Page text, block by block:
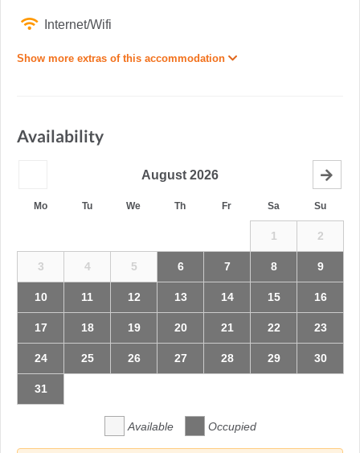
Internet/Wifi
Show more extras of this accommodation
Availability
August 2026
Mo Tu We Th Fr Sa Su
1 2
3 4 5 6 7 8 9
10 11 12 13 14 15 16
17 18 19 20 21 22 23
24 25 26 27 28 29 30
31
Available Occupied